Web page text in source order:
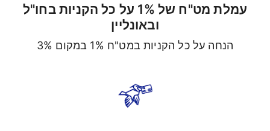
עמלת מט"ח של 1% על כל הקניות בחו"ל
ובאונליין
הנחה על כל הקניות במט"ח 1% במקום 3%